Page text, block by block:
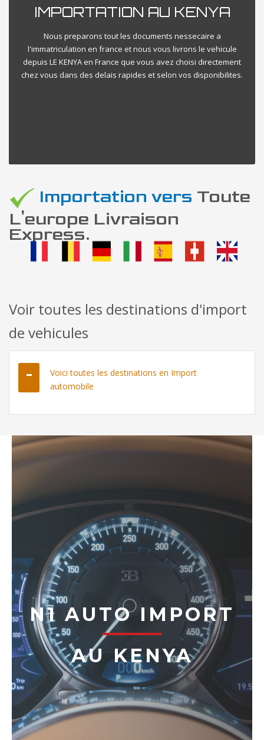
IMPORTATION AU KENYA
Nous preparons tout les documents nessecaire a
l'immatriculation en france et nous vous livrons le vehicule
depuis LE KENYA en France que vous avez choisi directement
chez vous dans des delais rapides et selon vos disponibilites.
Importation vers Toute
L'europe Livraison
Express.
Voir toutes les destinations d'import
de vehicules
Voici toutes les destinations en Import
automobile
N1 AUTO IMPORT
AU KENYA